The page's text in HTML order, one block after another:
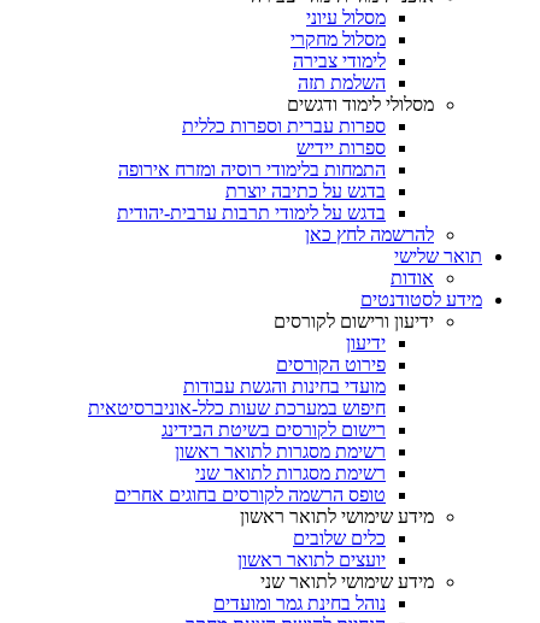
מסלול עיוני
מסלול מחקרי
לימודי צבירה
השלמת תזה
מסלולי לימוד ודגשים
ספרות עברית וספרות כללית
ספרות יידיש
התמחות בלימודי רוסיה ומזרח אירופה
בדגש על כתיבה יוצרת
בדגש על לימודי תרבות ערבית-יהודית
להרשמה לחץ כאן
תואר שלישי
אודות
מידע לסטודנטים
ידיעון ורישום לקורסים
ידיעון
פירוט הקורסים
מועדי בחינות והגשת עבודות
חיפוש במערכת שעות כלל-אוניברסיטאית
רישום לקורסים בשיטת הבידינג
רשימת מסגרות לתואר ראשון
רשימת מסגרות לתואר שני
טופס הרשמה לקורסים בחוגים אחרים
מידע שימושי לתואר ראשון
כלים שלובים
יועצים לתואר ראשון
מידע שימושי לתואר שני
נוהל בחינת גמר ומועדים